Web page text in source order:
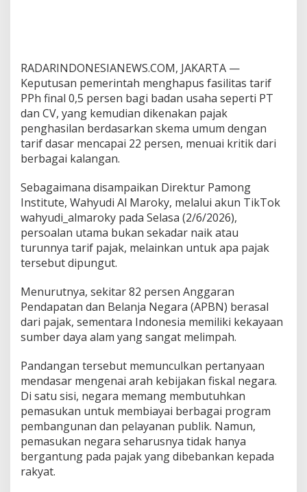
RADARINDONESIANEWS.COM, JAKARTA —
Keputusan pemerintah menghapus fasilitas tarif
PPh final 0,5 persen bagi badan usaha seperti PT
dan CV, yang kemudian dikenakan pajak
penghasilan berdasarkan skema umum dengan
tarif dasar mencapai 22 persen, menuai kritik dari
berbagai kalangan.
Sebagaimana disampaikan Direktur Pamong
Institute, Wahyudi Al Maroky, melalui akun TikTok
wahyudi_almaroky pada Selasa (2/6/2026),
persoalan utama bukan sekadar naik atau
turunnya tarif pajak, melainkan untuk apa pajak
tersebut dipungut.
Menurutnya, sekitar 82 persen Anggaran
Pendapatan dan Belanja Negara (APBN) berasal
dari pajak, sementara Indonesia memiliki kekayaan
sumber daya alam yang sangat melimpah.
Pandangan tersebut memunculkan pertanyaan
mendasar mengenai arah kebijakan fiskal negara.
Di satu sisi, negara memang membutuhkan
pemasukan untuk membiayai berbagai program
pembangunan dan pelayanan publik. Namun,
pemasukan negara seharusnya tidak hanya
bergantung pada pajak yang dibebankan kepada
rakyat.